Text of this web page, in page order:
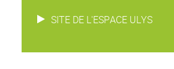
SITE DE L'ESPACE ULYS